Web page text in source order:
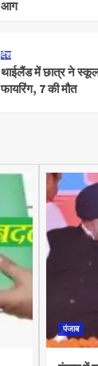
आग
देश
थाईलैंड में छात्र ने
फायरिंग, 7 की मौत
पंजाब